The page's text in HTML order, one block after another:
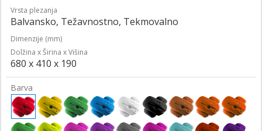
Vrsta plezanja
Balvansko, Težavnostno, Tekmovalno
Dimenzije (mm)
Dolžina x Širina x Višina
680 x 410 x 190
Barva